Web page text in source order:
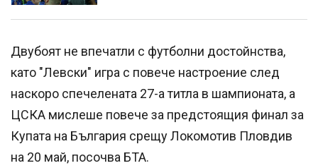
Двубоят не впечатли с футболни достойнства,
като "Левски" игра с повече настроение след
наскоро спечелената 27-а титла в шампионата, а
ЦСКА мислеше повече за предстоящия финал за
Купата на България срещу Локомотив Пловдив
на 20 май, посочва БТА.